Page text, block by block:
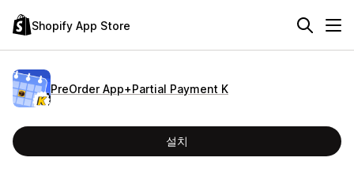
Shopify App Store
PreOrder App+Partial Payment K
설치